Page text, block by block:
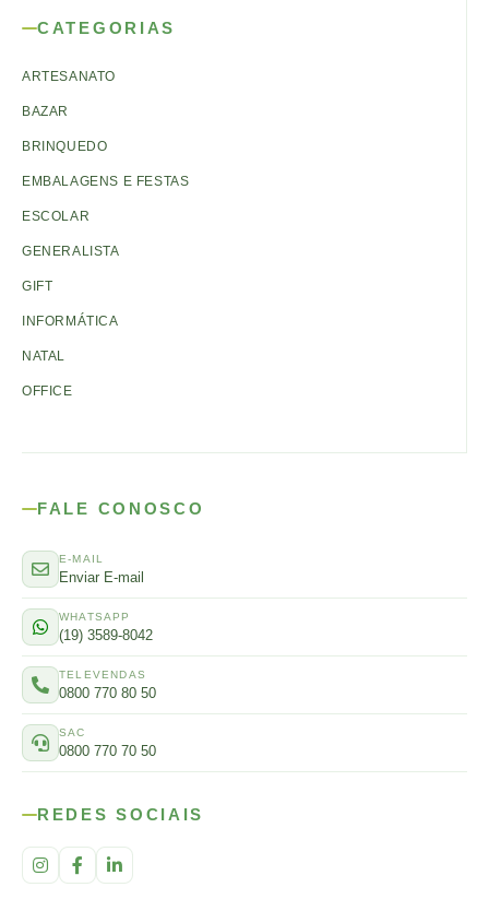
CATEGORIAS
ARTESANATO
BAZAR
BRINQUEDO
EMBALAGENS E FESTAS
ESCOLAR
GENERALISTA
GIFT
INFORMÁTICA
NATAL
OFFICE
FALE CONOSCO
E-MAIL
Enviar E-mail
WHATSAPP
(19) 3589-8042
TELEVENDAS
0800 770 80 50
SAC
0800 770 70 50
REDES SOCIAIS